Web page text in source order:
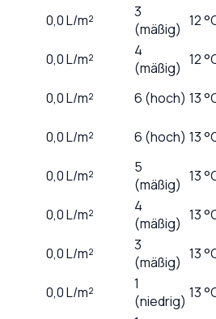
0,0L/m²
3
(mäßig) 12
0,0L/m²
4
(mäßig) 12
0,0L/m² 6 (hoch) 13
0,0L/m² 6 (hoch) 13
0,0L/m²
5
(mäßig) 13
0,0L/m²
4
(mäßig) 13
0,0L/m²
3
(mäßig) 13
0,0L/m²
1
(niedrig) 13